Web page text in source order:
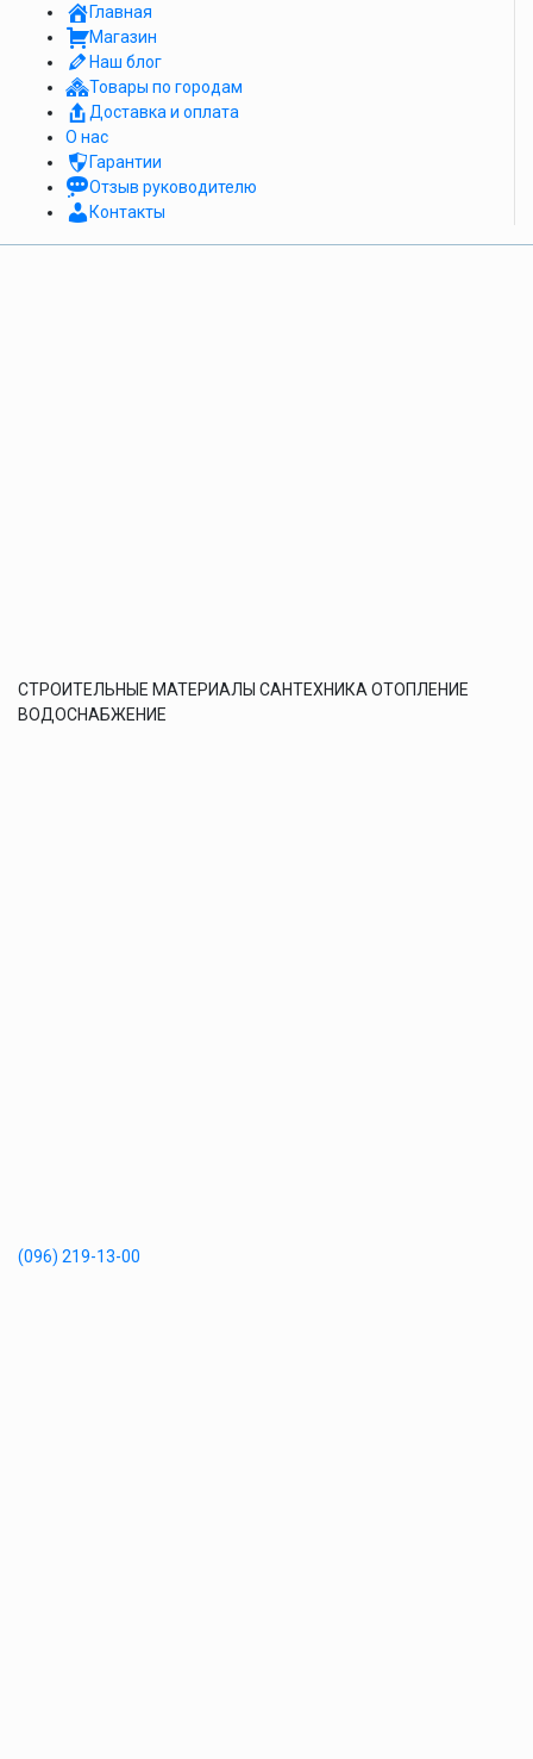
Главная
Магазин
Наш блог
Товары по городам
Доставка и оплата
О нас
Гарантии
Отзыв руководителю
Контакты
СТРОИТЕЛЬНЫЕ МАТЕРИАЛЫ САНТЕХНИКА ОТОПЛЕНИЕ
ВОДОСНАБЖЕНИЕ
(096) 219-13-00